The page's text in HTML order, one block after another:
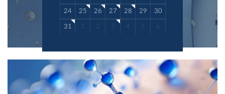
24 25 26 27 28 29 30
31 1 2 3 4 5 6